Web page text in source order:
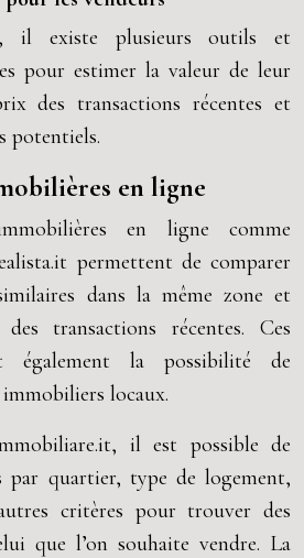
il existe plusieurs outils et
pour estimer la valeur de leur
des transactions récentes et
potentiels.
en ligne
en ligne comme
permettent de comparer
dans la même zone et
transactions récentes. Ces
également la possibilité de
locaux.
il est possible de
par quartier, type de logement,
critères pour trouver des
que l’on souhaite vendre. La